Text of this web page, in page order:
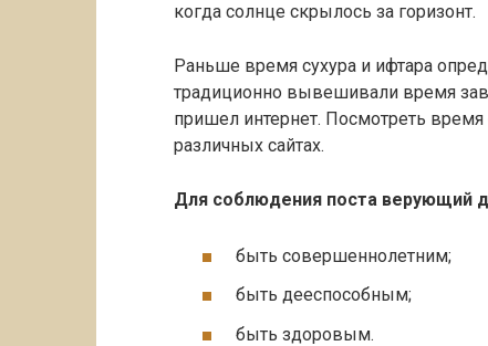
когда солнце скрылось за горизонт.
Раньше время сухура и ифтара
традиционно вывешивали время
пришел интернет. Посмотреть
различных сайтах.
Для соблюдения поста верующий
быть совершеннолетним;
быть дееспособным;
быть здоровым.